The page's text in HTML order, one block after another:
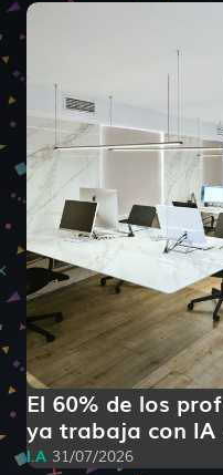
El 60% de los
ya trabaja con IA
I.A 31/07/2026